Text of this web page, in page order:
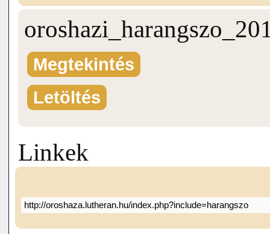
Megtekintés
Letöltés
Linkek
http://oroshaza.lutheran.hu/index.php?include=harangszo